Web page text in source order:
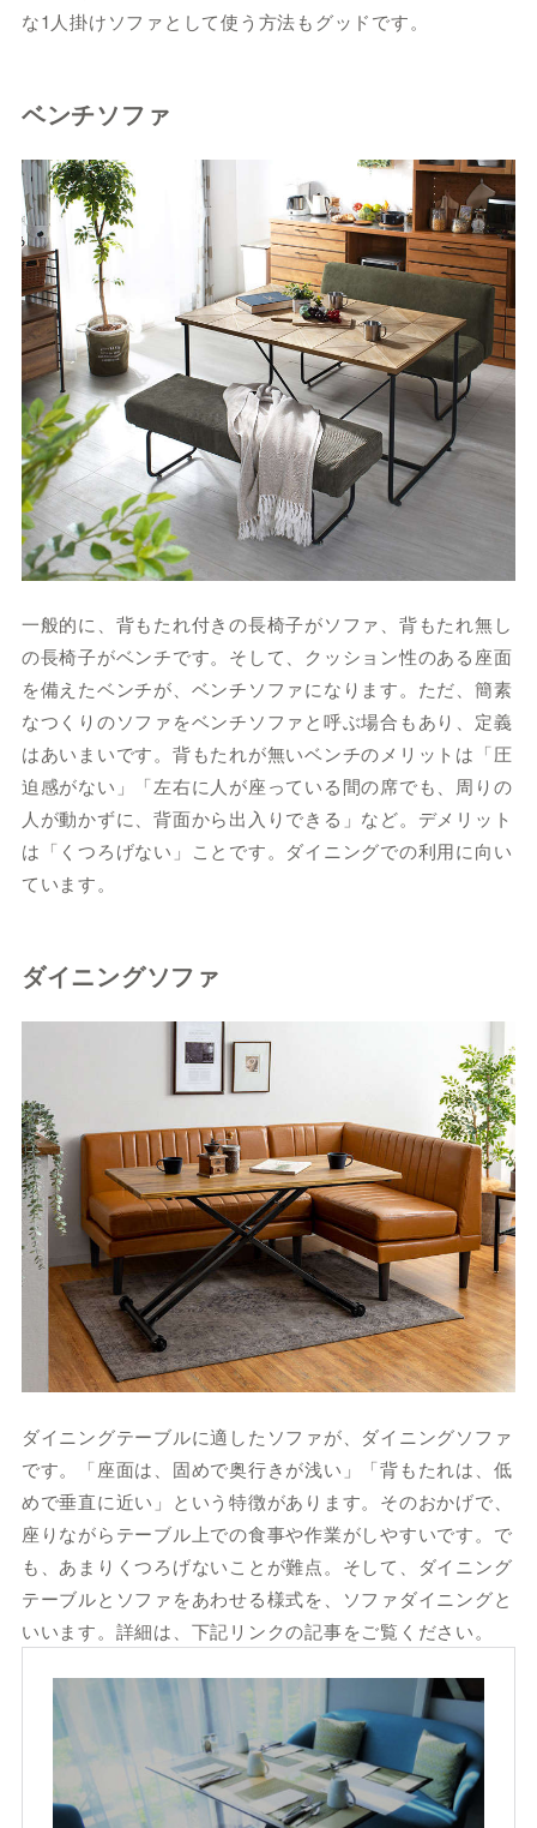
な1人掛けソファとして使う方法もグッドです。
ベンチソファ
一般的に、背もたれ付きの長椅子がソファ、背もたれ無し
の長椅子がベンチです。そして、クッション性のある座面
を備えたベンチが、ベンチソファになります。ただ、簡素
なつくりのソファをベンチソファと呼ぶ場合もあり、定義
はあいまいです。背もたれが無いベンチのメリットは「圧
迫感がない」「左右に人が座っている間の席でも、周りの
人が動かずに、背面から出入りできる」など。デメリット
は「くつろげない」ことです。ダイニングでの利用に向い
ています。
ダイニングソファ
ダイニングテーブルに適したソファが、ダイニングソファ
です。「座面は、固めで奥行きが浅い」「背もたれは、低
めで垂直に近い」という特徴があります。そのおかげで、
座りながらテーブル上での食事や作業がしやすいです。で
も、あまりくつろげないことが難点。そして、ダイニング
テーブルとソファをあわせる様式を、ソファダイニングと
いいます。詳細は、下記リンクの記事をご覧ください。